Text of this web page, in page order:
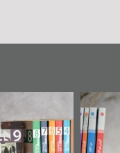
أوال»
تصدر حصاد
الساحات 2019